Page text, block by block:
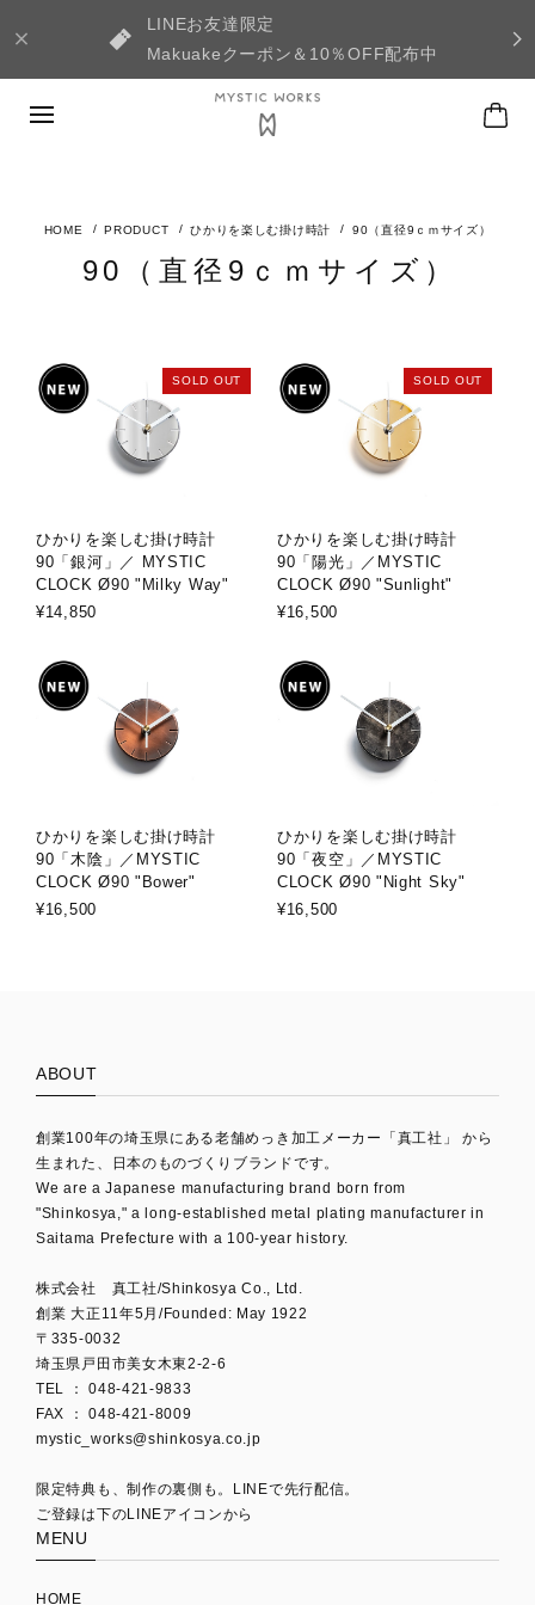
LINEお友達限定
Makuakeクーポン＆10％OFF配布中
PRODUCT ひかりを楽しむ掛け時計 90（直径9ｃｍサイズ）
90（直径9ｃｍサイズ）
SOLD OUT
ひかりを楽しむ掛け時計
90「銀河」／ MYSTIC
CLOCK Ø90 "Milky Way"
¥14,850
SOLD OUT
ひかりを楽しむ掛け時計
90「陽光」／MYSTIC
CLOCK Ø90 "Sunlight"
¥16,500
ひかりを楽しむ掛け時計
90「木陰」／MYSTIC
CLOCK Ø90 "Bower"
¥16,500
ひかりを楽しむ掛け時計
90「夜空」／MYSTIC
CLOCK Ø90 "Night Sky"
¥16,500
ABOUT
創業100年の埼玉県にある老舗めっき加工メーカー「真工社」 から
生まれた、日本のものづくりブランドです。
We are a Japanese manufacturing brand born from
"Shinkosya," a long-established metal plating manufacturer in
Saitama Prefecture with a 100-year history.
株式会社 真工社/Shinkosya Co., Ltd.
創業 大正11年5月/Founded: May 1922
〒335-0032
埼玉県戸田市美女木東2-2-6
TEL ： 048-421-9833
mystic_works@shinkosya.co.jp
限定特典も、制作の裏側も。LINEで先行配信。
ご登録は下のLINEアイコンから
MENU
HOME